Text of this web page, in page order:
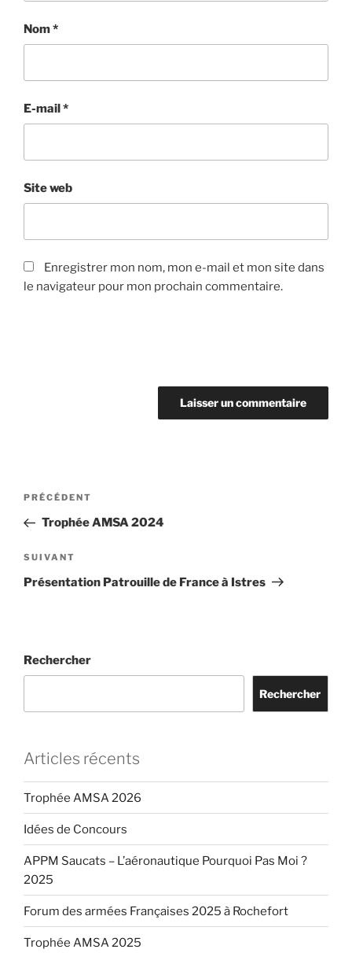
Nom*
E-mail*
Site web
Enregistrer mon nom, mon e-mail et mon site dans
le navigateur pour mon prochain commentaire.
Navigation
l’article
Article
précédent
PRÉCÉDENT
Trophée AMSA 2024
Article
suivant
SUIVANT
Présentation Patrouille de France à Istres
Rechercher
Rechercher
Articles récents
Trophée AMSA 2026
Idées de Concours
APPM Saucats – L’aéronautique Pourquoi Pas Moi ?
2025
Forum des armées Françaises 2025 à Rochefort
Trophée AMSA 2025